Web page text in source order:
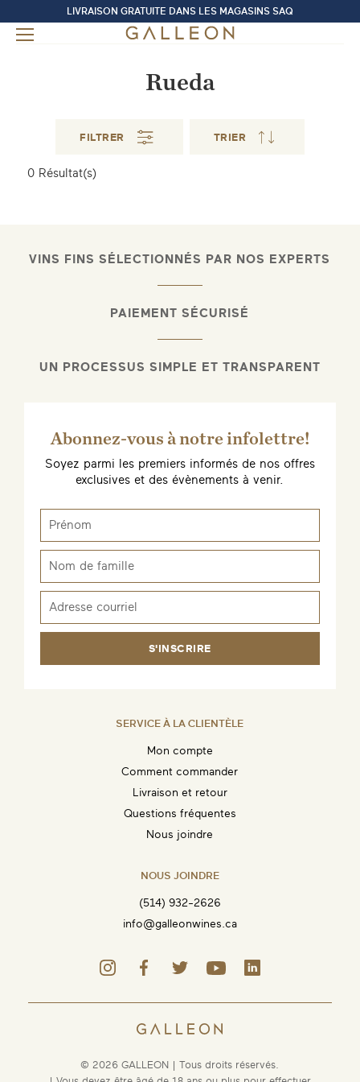
LIVRAISON GRATUITE DANS LES MAGASINS SAQ
Rueda
0Résultat(s)
FILTRER TRIER
VINS FINS SÉLECTIONNÉS PAR NOS EXPERTS
PAIEMENT SÉCURISÉ
UN PROCESSUS SIMPLE ET TRANSPARENT
Abonnez-vous à notre infolettre!
Soyez parmi les premiers informés de nos offres
exclusives et des évènements à venir.
S'INSCRIRE
SERVICE À LA CLIENTÈLE
Mon compte
Comment commander
Livraison et retour
Questions fréquentes
Nous joindre
NOUS JOINDRE
(514) 932-2626
info@galleonwines.ca
© 2026 GALLEON | Tous droits réservés.